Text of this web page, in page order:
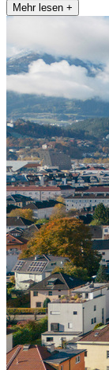
Mehr lesen +